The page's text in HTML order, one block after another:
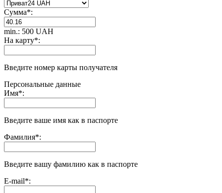
Сумма*:
min.: 500 UAH
На карту*:
Введите номер карты получателя
Персональные данные
Имя*:
Введите ваше имя как в паспорте
Фамилия*:
Введите вашу фамилию как в паспорте
E-mail*: